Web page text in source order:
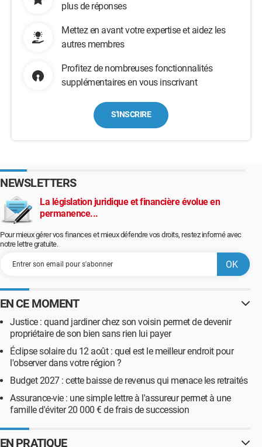
plus de réponses
Mettez en avant votre expertise et aidez les
autres membres
Profitez de nombreuses fonctionnalités
supplémentaires en vous inscrivant
S'INSCRIRE
NEWSLETTERS
La législation juridique et financière évolue en
permanence...
Pour mieux gérer vos finances et mieux défendre vos droits, restez informé avec
notre lettre gratuite.
EN CE MOMENT
Justice : quand jardiner chez son voisin permet de devenir
propriétaire de son bien sans rien lui payer
Éclipse solaire du 12 août : quel est le meilleur endroit pour
l'observer dans votre région ?
Budget 2027 : cette baisse de revenus qui menace les retraités
Assurance-vie : une simple lettre à l'assureur permet à une
famille d'éviter 20 000 € de frais de succession
EN PRATIQUE